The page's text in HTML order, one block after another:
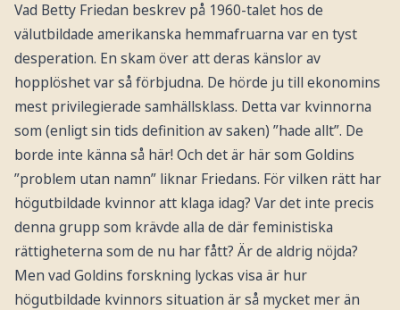
Vad Betty Friedan beskrev på 1960-talet hos de
välutbildade amerikanska hemmafruarna var en tyst
desperation. En skam över att deras känslor av
hopplöshet var så förbjudna. De hörde ju till ekonomins
mest privilegierade samhällsklass. Detta var kvinnorna
som (enligt sin tids definition av saken) ”hade allt”. De
borde inte känna så här! Och det är här som Goldins
”problem utan namn” liknar Friedans. För vilken rätt har
högutbildade kvinnor att klaga idag? Var det inte precis
denna grupp som krävde alla de där feministiska
rättigheterna som de nu har fått? Är de aldrig nöjda?
Men vad Goldins forskning lyckas visa är hur
högutbildade kvinnors situation är så mycket mer än